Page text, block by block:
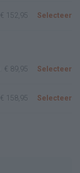
€ 152,95 Selecteer
€ 89,95 Selecteer
€ 158,95 Selecteer